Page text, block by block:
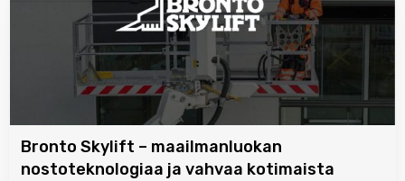
Bronto Skylift – maailmanluokan
nostoteknologiaa ja vahvaa kotimaista